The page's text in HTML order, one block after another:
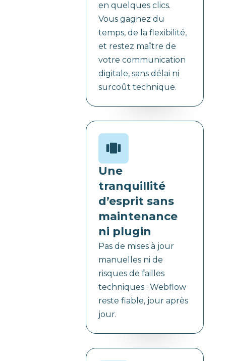
en quelques clics.
Vous gagnez du
temps, de la flexibilité,
et restez maître de
votre communication
digitale, sans délai ni
surcoût technique.
Une
tranquillité
d’esprit sans
maintenance
ni plugin
Pas de mises à jour
manuelles ni de
risques de failles
techniques : Webflow
reste fiable, jour après
jour.